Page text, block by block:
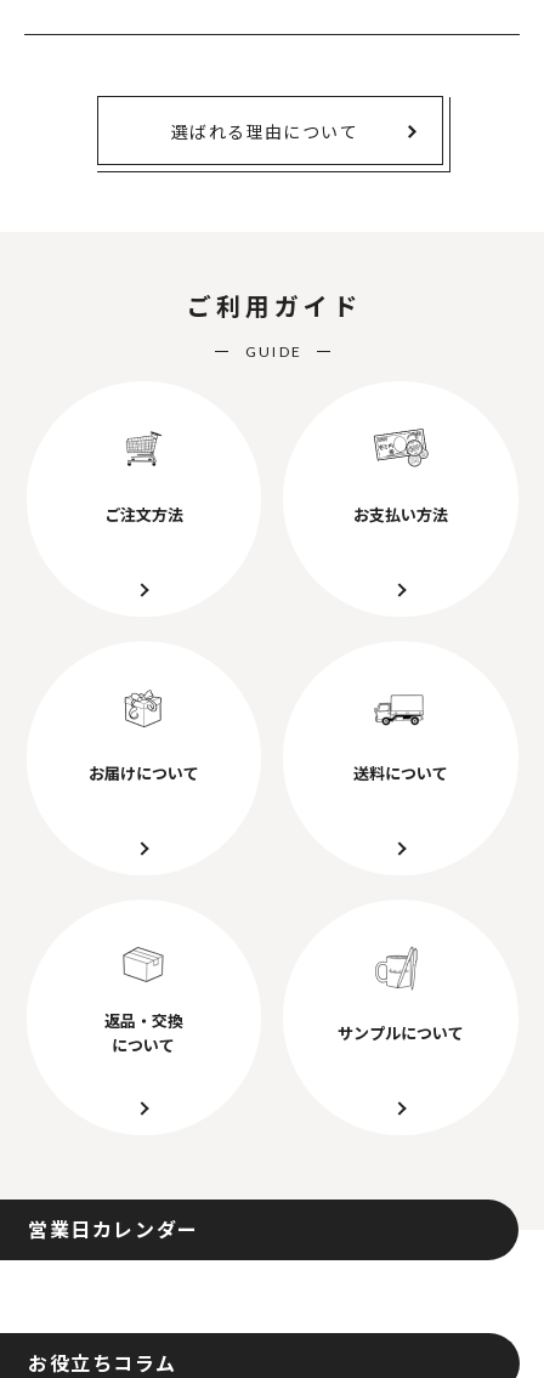
選ばれる理由について
ご利用ガイド
GUIDE
ご注文方法 お支払い方法
お届けについて 送料について
返品・交換
について
サンプルについて
営業日カレンダー
お役立ちコラム